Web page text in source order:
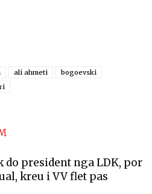
ali ahmeti
bogoevski
do president nga LDK, por
kreu i VV flet pas